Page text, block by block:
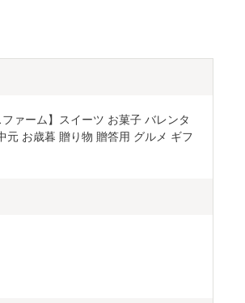
ァーム】スイーツ お菓子 バレンタ
元 お歳暮 贈り物 贈答用 グルメ ギフ